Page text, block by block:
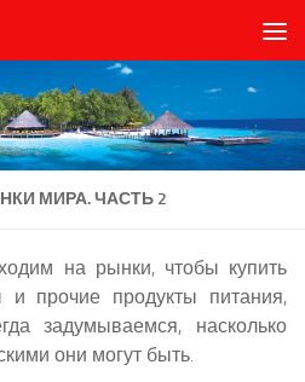
МИРА. ЧАСТЬ 2
на рынки, чтобы купить
прочие продукты питания,
задумываемся, насколько
они могут быть.